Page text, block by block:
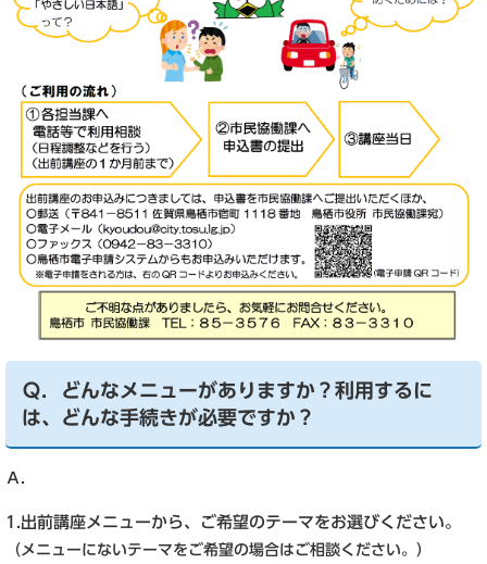
Ｑ．どんなメニューがありますか？利用するに
は、どんな手続きが必要ですか？
Ａ．
1.出前講座メニューから、ご希望のテーマをお選びください。
（メニューにないテーマをご希望の場合はご相談ください。）